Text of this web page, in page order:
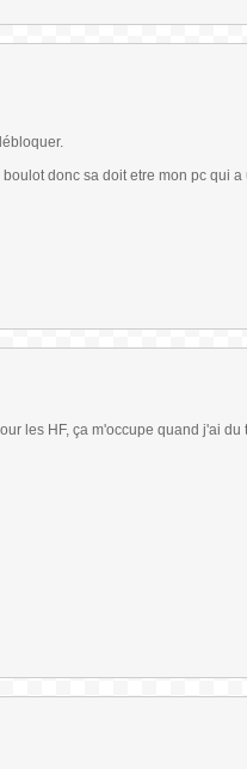
donc sa doit etre mon pc qui
les HF, ça m'occupe quand j'ai du